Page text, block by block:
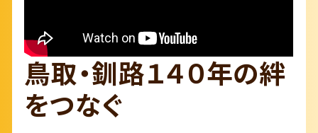
鳥取・釧路１４０年の絆
をつなぐ